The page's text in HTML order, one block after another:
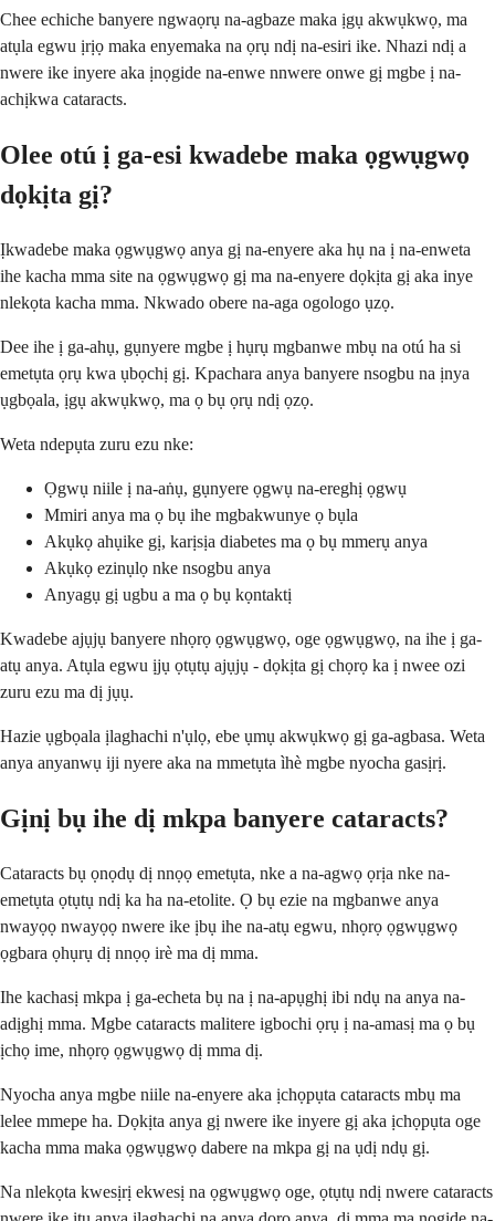
Chee echiche banyere ngwaọrụ na-agbaze maka ịgụ akwụkwọ, ma
atụla egwu ịrịọ maka enyemaka na ọrụ ndị na-esiri ike. Nhazi ndị a
nwere ike inyere aka ịnọgide na-enwe nnwere onwe gị mgbe ị na-
achịkwa cataracts.
Olee otú ị ga-esi kwadebe maka ọgwụgwọ
dọkịta gị?
Ịkwadebe maka ọgwụgwọ anya gị na-enyere aka hụ na ị na-enweta
ihe kacha mma site na ọgwụgwọ gị ma na-enyere dọkịta gị aka inye
nlekọta kacha mma. Nkwado obere na-aga ogologo ụzọ.
Dee ihe ị ga-ahụ, gụnyere mgbe ị hụrụ mgbanwe mbụ na otú ha si
emetụta ọrụ kwa ụbọchị gị. Kpachara anya banyere nsogbu na ịnya
ụgbọala, ịgụ akwụkwọ, ma ọ bụ ọrụ ndị ọzọ.
Weta ndepụta zuru ezu nke:
Ọgwụ niile ị na-aṅụ, gụnyere ọgwụ na-ereghị ọgwụ
Mmiri anya ma ọ bụ ihe mgbakwunye ọ bụla
Akụkọ ahụike gị, karịsịa diabetes ma ọ bụ mmerụ anya
Akụkọ ezinụlọ nke nsogbu anya
Anyagụ gị ugbu a ma ọ bụ kọntaktị
Kwadebe ajụjụ banyere nhọrọ ọgwụgwọ, oge ọgwụgwọ, na ihe ị ga-
atụ anya. Atụla egwu ịjụ ọtụtụ ajụjụ - dọkịta gị chọrọ ka ị nwee ozi
zuru ezu ma dị jụụ.
Hazie ụgbọala ịlaghachi n'ụlọ, ebe ụmụ akwụkwọ gị ga-agbasa. Weta
anya anyanwụ iji nyere aka na mmetụta ìhè mgbe nyocha gasịrị.
Gịnị bụ ihe dị mkpa banyere cataracts?
Cataracts bụ ọnọdụ dị nnọọ emetụta, nke a na-agwọ ọrịa nke na-
emetụta ọtụtụ ndị ka ha na-etolite. Ọ bụ ezie na mgbanwe anya
nwayọọ nwayọọ nwere ike ịbụ ihe na-atụ egwu, nhọrọ ọgwụgwọ
ọgbara ọhụrụ dị nnọọ irè ma dị mma.
Ihe kachasị mkpa ị ga-echeta bụ na ị na-apụghị ibi ndụ na anya na-
adịghị mma. Mgbe cataracts malitere igbochi ọrụ ị na-amasị ma ọ bụ
ịchọ ime, nhọrọ ọgwụgwọ dị mma dị.
Nyocha anya mgbe niile na-enyere aka ịchọpụta cataracts mbụ ma
lelee mmepe ha. Dọkịta anya gị nwere ike inyere gị aka ịchọpụta oge
kacha mma maka ọgwụgwọ dabere na mkpa gị na ụdị ndụ gị.
Na nlekọta kwesịrị ekwesị na ọgwụgwọ oge, ọtụtụ ndị nwere cataracts